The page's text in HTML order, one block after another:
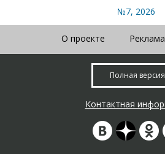
№7, 2026
О проекте Реклама
Полная версия
Контактная